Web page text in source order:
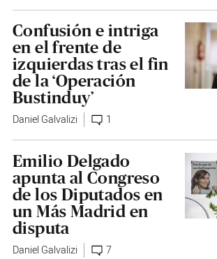
Confusión e intriga
en el frente de
izquierdas tras el fin
de la ‘Operación
Bustinduy’
Daniel Galvalizi 1
Emilio Delgado
apunta al Congreso
de los Diputados en
un Más Madrid en
disputa
Daniel Galvalizi 7